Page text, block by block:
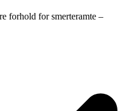
forhold for smerteramte –